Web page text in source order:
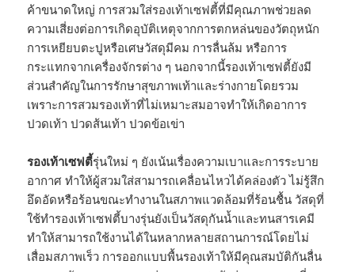
ค้าขนาดใหญ่ การสวมใส่รองเท้าเซฟตี้ที่มีคุณภาพช่วยลด
ความเสี่ยงต่อการเกิดอุบัติเหตุจากการตกหล่นของวัตถุหนัก
การเหยียบตะปูหรือเศษวัสดุมีคม การลื่นล้ม หรือการ
กระแทกจากเครื่องจักรต่าง ๆ นอกจากนี้รองเท้าเซฟตี้ยังมี
ส่วนสำคัญในการรักษาสุขภาพเท้าและร่างกายโดยรวม
เพราะการสวมรองเท้าที่ไม่เหมาะสมอาจทำให้เกิดอาการ
ปวดเท้า ปวดส้นเท้า ปวดข้อเข่า
รองเท้าเซฟตี้รุ่นใหม่ ๆ ยังเน้นเรื่องความเบาและการระบาย
อากาศ ทำให้ผู้สวมใส่สามารถเคลื่อนไหวได้คล่องตัว ไม่รู้สึก
อึดอัดหรือร้อนขณะทำงานในสภาพแวดล้อมที่ร้อนชื้น วัสดุที่
ใช้ทำรองเท้าเซฟตี้บางรุ่นยังเป็นวัสดุกันน้ำและทนสารเคมี
ทำให้สามารถใช้งานได้ในหลากหลายสถานการณ์โดยไม่
เสื่อมสภาพเร็ว การออกแบบพื้นรองเท้าให้มีคุณสมบัติกันลื่น